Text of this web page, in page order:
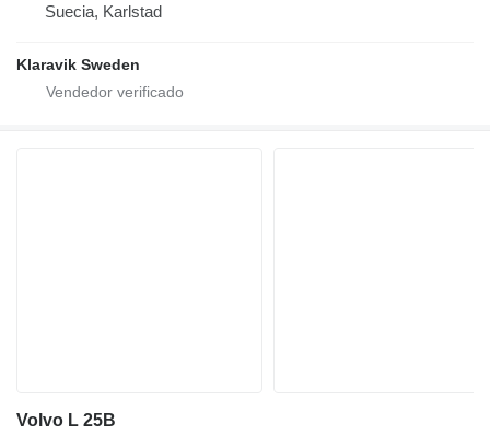
Suecia, Karlstad
Klaravik Sweden
Volvo L 25B